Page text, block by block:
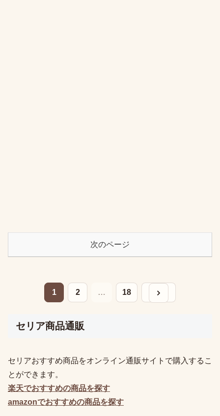
次のページ
1 2 … 18 次へ
セリア商品通販
セリアおすすめ商品をオンライン通販サイトで購入するこ
とができます。
楽天でおすすめの商品を探す
amazonでおすすめの商品を探す